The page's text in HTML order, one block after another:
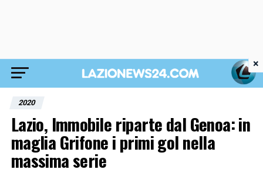
2020
Lazio, Immobile riparte dal Genoa: in
maglia Grifone i primi gol nella
massima serie
×